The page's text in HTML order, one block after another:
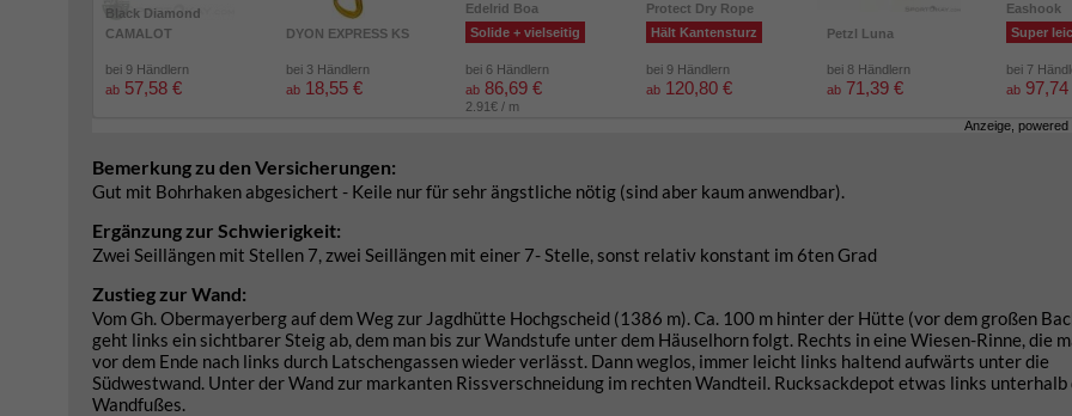
Black Diamond
CAMALOT
bei 9 Händlern
ab 57,58 €
DYON EXPRESS KS
bei 3 Händlern
ab 18,55 €
Edelrid Boa
Solide + vielseitig
bei 6 Händlern
ab 86,69 €
2.91€ / m
Protect Dry Rope
Hält Kantensturz
bei 9 Händlern
ab 120,80 €
Petzl Luna
bei 8 Händlern
ab 71,39 €
Eashook
Super
bei 7
ab 97,74
Anzeige, powered
Bemerkung zu den Versicherungen:
Gut mit Bohrhaken abgesichert - Keile nur für sehr ängstliche nötig (sind aber kaum anwendbar).
Ergänzung zur Schwierigkeit:
Zwei Seillängen mit Stellen 7, zwei Seillängen mit einer 7- Stelle, sonst relativ konstant im 6ten Grad
Zustieg zur Wand:
Vom Gh. Obermayerberg auf dem Weg zur Jagdhütte Hochgscheid (1386 m). Ca. 100 m hinter der Hütte (vor dem großen
geht links ein sichtbarer Steig ab, dem man bis zur Wandstufe unter dem Häuselhorn folgt. Rechts in eine Wiesen-Rinne, die
vor dem Ende nach links durch Latschengassen wieder verlässt. Dann weglos, immer leicht links haltend aufwärts unter die
Südwestwand. Unter der Wand zur markanten Rissverschneidung im rechten Wandteil. Rucksackdepot etwas links unterhalb
Wandfußes.